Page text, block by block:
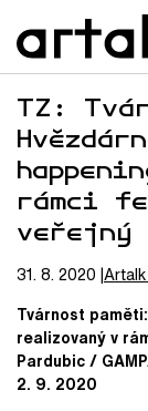
TZ:
rámci
veřejný
31. 8. 2020 Artalk
Tvárnost
realizovaný v
Pardubic /
2. 9. 2020